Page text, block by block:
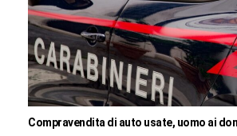
Compravendita di auto usate, uomo ai